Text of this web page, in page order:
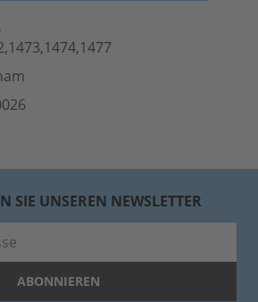
SIE UNSEREN NEWSLETTER
ABONNIEREN